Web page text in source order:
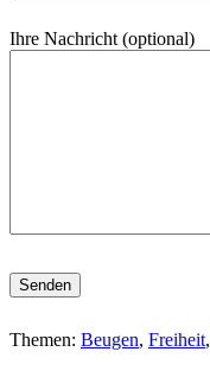
Ihre Nachricht (optional)
Bitte lasse dieses Feld leer.
Themen: Beugen, Freiheit,